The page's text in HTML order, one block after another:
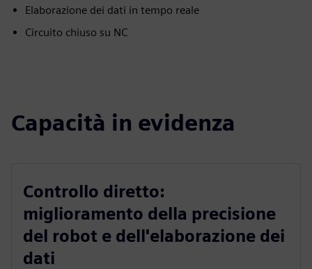
Elaborazione dei dati in tempo reale
Circuito chiuso su NC
Capacità in evidenza
Controllo diretto:
miglioramento della precisione
del robot e dell'elaborazione dei
dati